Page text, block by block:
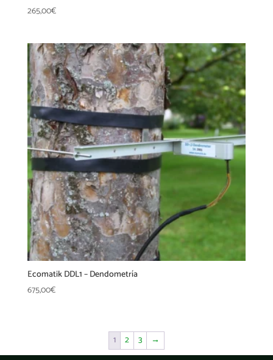
265,00€
Ecomatik DDL1 – Dendometría
675,00€
1 2 3 →